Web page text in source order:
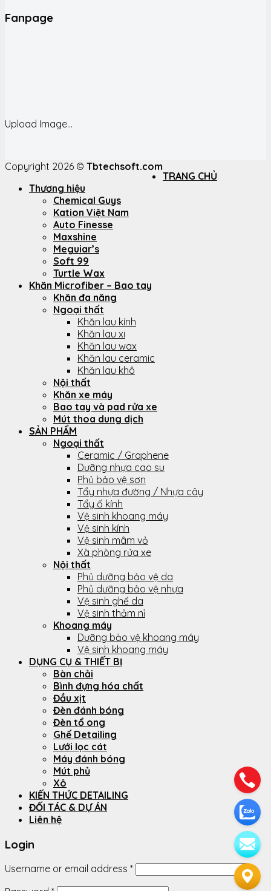
Fanpage
Upload Image...
Copyright 2026 © Tbtechsoft.com
TRANG CHỦ
Thương hiệu
Chemical Guys
Kation Việt Nam
Auto Finesse
Maxshine
Meguiar’s
Soft 99
Turtle Wax
Khăn Microfiber – Bao tay
Khăn đa năng
Ngoại thất
Khăn lau kính
Khăn lau xi
Khăn lau wax
Khăn lau ceramic
Khăn lau khô
Nội thất
Khăn xe máy
Bao tay và pad rửa xe
Mút thoa dung dịch
SẢN PHẨM
Ngoại thất
Ceramic / Graphene
Dưỡng nhựa cao su
Phủ bảo vệ sơn
Tẩy nhựa đường / Nhựa cây
Tẩy ố kính
Vệ sinh khoang máy
Vệ sinh kính
Vệ sinh mâm vỏ
Xà phòng rửa xe
Nội thất
Phủ dưỡng bảo vệ da
Phủ dưỡng bảo vệ nhựa
Vệ sinh ghế da
Vệ sinh thảm nỉ
Khoang máy
Dưỡng bảo vệ khoang máy
Vệ sinh khoang máy
DỤNG CỤ & THIẾT BỊ
Bàn chải
Bình đựng hóa chất
Đầu xịt
Đèn đánh bóng
Đèn tổ ong
Ghế Detailing
Lưới lọc cát
Máy đánh bóng
Mút phủ
Xô
KIẾN THỨC DETAILING
ĐỐI TÁC & DỰ ÁN
Liên hệ
Login
Username or email address *